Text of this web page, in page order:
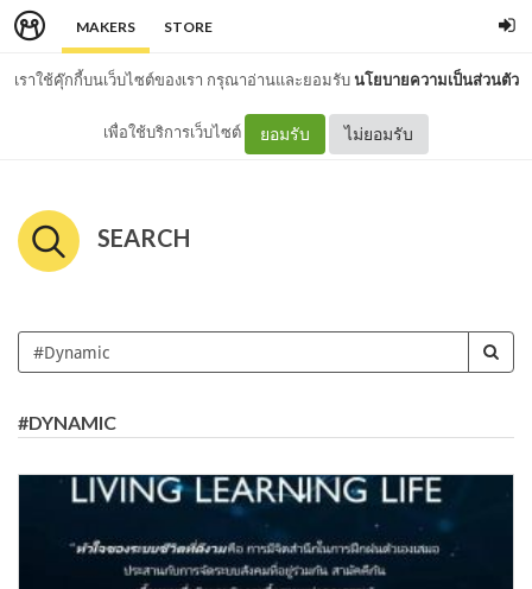
MAKERS STORE
เราใช้คุ๊กกี้บนเว็บไซต์ของเรา กรุณาอ่านและยอมรับนโยบายความเป็นส่วนตัว
เพื่อใช้บริการเว็บไซต์ ยอมรับ ไม่ยอมรับ
SEARCH
#DYNAMIC